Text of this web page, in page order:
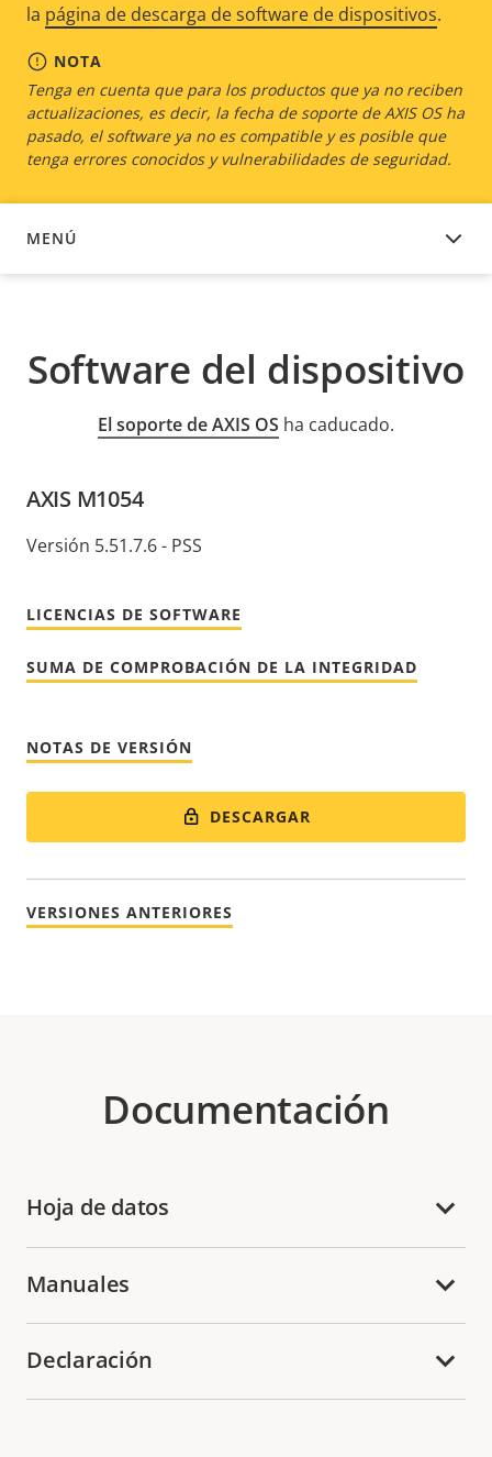
la página de descarga de software de dispositivos.
NOTA
Tenga en cuenta que para los productos que ya no reciben
actualizaciones, es decir, la fecha de soporte de AXIS OS ha
pasado, el software ya no es compatible y es posible que
tenga errores conocidos y vulnerabilidades de seguridad.
MENÚ
SOFTWARE DEL DISPOSITIVO
Software del dispositivo
El soporte de AXIS OS ha caducado.
AXIS M1054
Versión 5.51.7.6 - PSS
LICENCIAS DE SOFTWARE
SUMA DE COMPROBACIÓN DE LA INTEGRIDAD
NOTAS DE VERSIÓN
DESCARGAR
VERSIONES ANTERIORES
Documentación
Hoja de datos
Manuales
Declaración